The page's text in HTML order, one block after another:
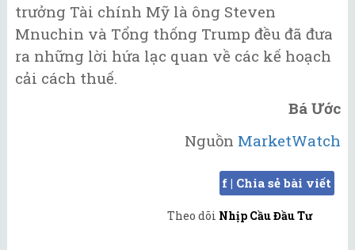
trưởng Tài chính Mỹ là ông Steven
Mnuchin và Tổng thống Trump đều đã đưa
ra những lời hứa lạc quan về các kế hoạch
cải cách thuế.
Bá Ước
Nguồn MarketWatch
f | Chia sẻ bài viết
Theo dõi Nhịp Cầu Đầu Tư